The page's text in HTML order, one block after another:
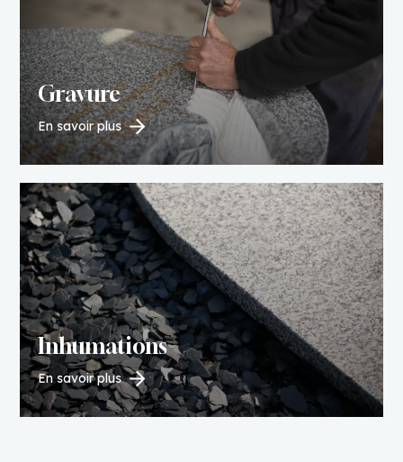
Gravure
En savoir plus
Inhumations
En savoir plus